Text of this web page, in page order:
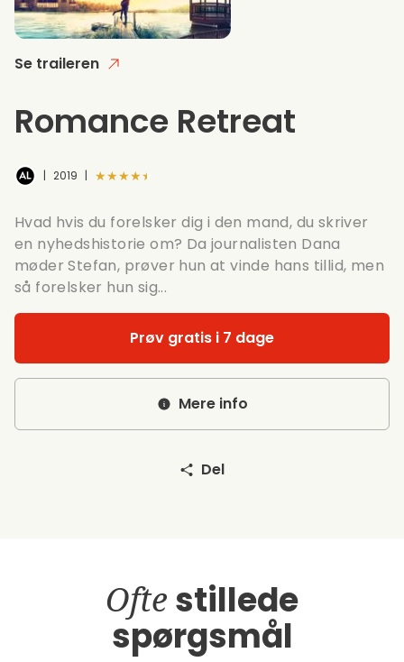
Se traileren
Romance Retreat
| 2019 | ★★★★★
Hvad hvis du forelsker dig i den mand, du skriver
en nyhedshistorie om? Da journalisten Dana
møder Stefan, prøver hun at vinde hans tillid, men
så forelsker hun sig...
Prøv gratis i 7 dage
Mere info
Del
Ofte stillede
spørgsmål